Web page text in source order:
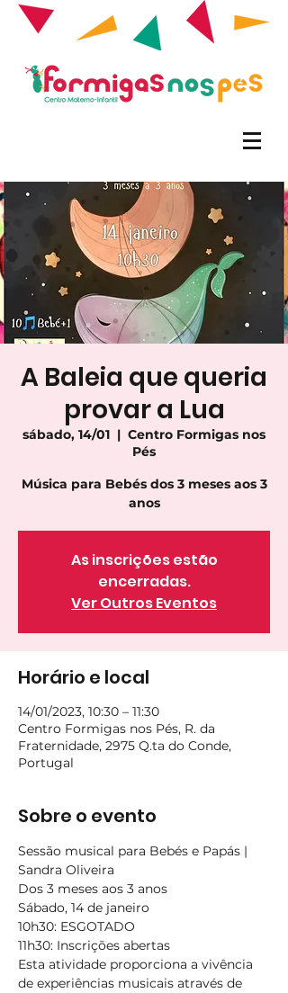
A Baleia que queria
provar a Lua
sábado, 14/01
  |
Centro Formigas nos
Pés
Música para Bebés dos 3 meses aos 3
anos
As inscrições estão
encerradas.
Ver Outros Eventos
Horário e local
14/01/2023, 10:30 – 11:30
Centro Formigas nos Pés, R. da
Fraternidade, 2975 Q.ta do Conde,
Portugal
Sobre o evento
Sessão musical para Bebés e Papás |
Sandra Oliveira
Dos 3 meses aos 3 anos
Sábado, 14 de janeiro
10h30: ESGOTADO
11h30: Inscrições abertas
Esta atividade proporciona a vivência
de experiências musicais através de